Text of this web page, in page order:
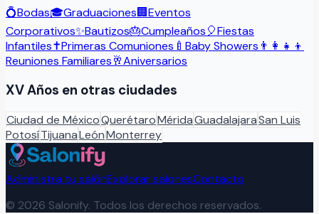
💍Bodas🎓Graduaciones🏢Eventos
Corporativos✨Bautizos🎂Cumpleaños🎈Fiestas
Infantiles✝️Primeras Comuniones 🍼 Baby Showers 👨‍👩‍👧‍👦
Reuniones Familiares🥂Aniversarios
XV Años en otras ciudades
Ciudad de MéxicoQuerétaroMéridaGuadalajaraSan Luis
PotosíTijuanaLeónMonterrey
Administra tu salónExplorar salonesContacto
© 2026 Salonify. Todos los derechos reservados.